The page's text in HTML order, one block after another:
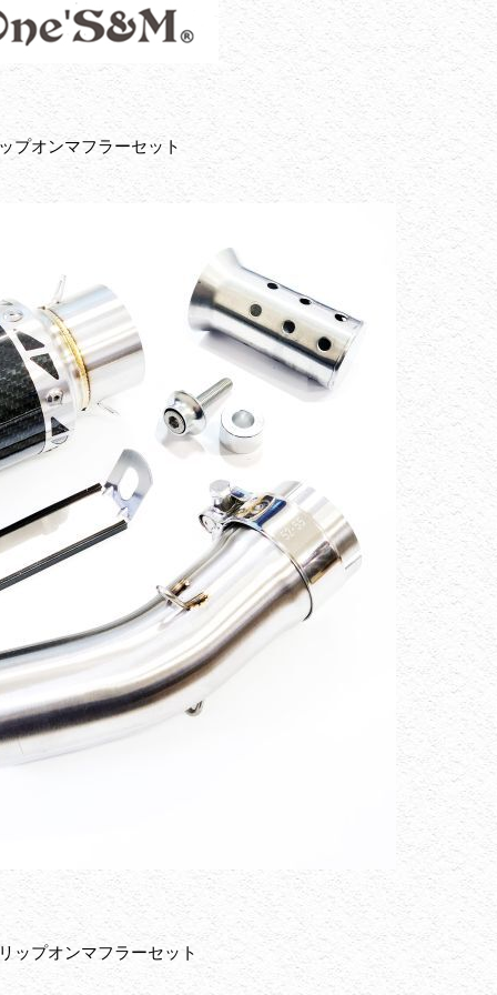
プオンマフラーセット
ップオンマフラーセット